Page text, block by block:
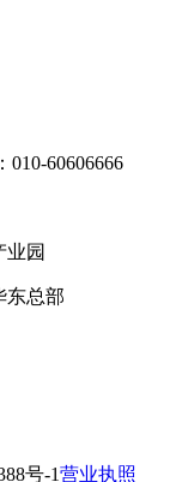
60606666
业园
东总部
号-1营业执照